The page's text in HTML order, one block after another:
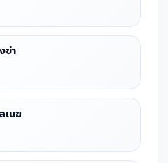
ข่า
เมฆ